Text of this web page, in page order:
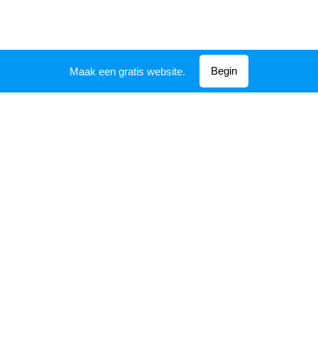
Maak een gratis website. Begin